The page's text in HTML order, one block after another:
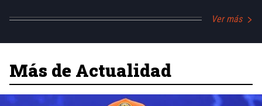
Ver más
Más de Actualidad